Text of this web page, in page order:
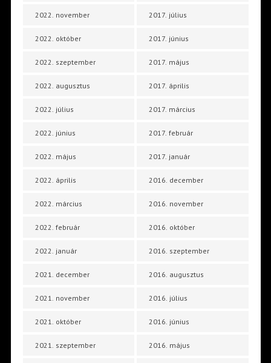
2022. november
2022. október
2022. szeptember
2022. augusztus
2022. július
2022. június
2022. május
2022. április
2022. március
2022. február
2022. január
2021. december
2021. november
2021. október
2021. szeptember
2017. július
2017. június
2017. május
2017. április
2017. március
2017. február
2017. január
2016. december
2016. november
2016. október
2016. szeptember
2016. augusztus
2016. július
2016. június
2016. május